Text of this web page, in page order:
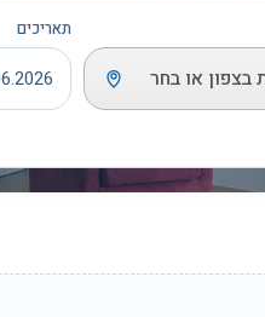
בצפון או בחר
תאריכים
- 21.06.2026